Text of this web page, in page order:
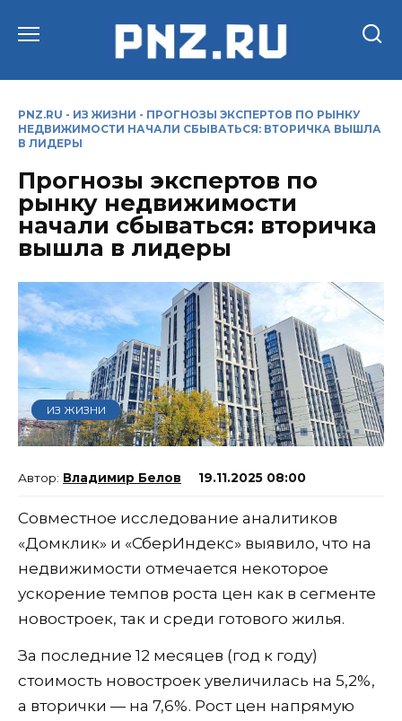
PNZ.RU - ИЗ ЖИЗНИ - ПРОГНОЗЫ ЭКСПЕРТОВ ПО РЫНКУ
НЕДВИЖИМОСТИ НАЧАЛИ СБЫВАТЬСЯ: ВТОРИЧКА ВЫШЛА
В ЛИДЕРЫ
Прогнозы экспертов по
рынку недвижимости
начали сбываться: вторичка
вышла в лидеры
ИЗ ЖИЗНИ
Владимир Белов 19.11.2025 08:00
Совместное исследование аналитиков
«Домклик» и «СберИндекс» выявило, что на
недвижимости отмечается некоторое
ускорение темпов роста цен как в сегменте
новостроек, так и среди готового жилья.
За последние 12 месяцев (год к году)
стоимость новостроек увеличилась на 5,2%,
а вторички — на 7,6%. Рост цен напрямую